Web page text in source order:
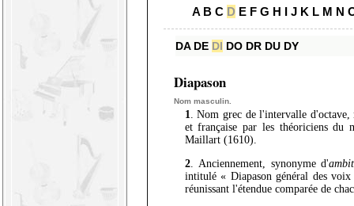
A B C D E F G H I J K L M N
DA DE DI DO DR DU DY
Diapason
Nom masculin.
1. Nom grec de l'intervalle d'octave,
et française par les théoriciens du
Maillart (1610).
2. Anciennement, synonyme d'
intitulé « Diapason général des
réunissant l'étendue comparée de